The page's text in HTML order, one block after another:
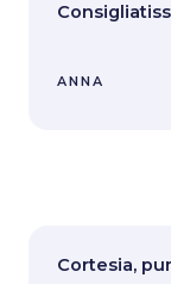
ANNA
Cortesia,